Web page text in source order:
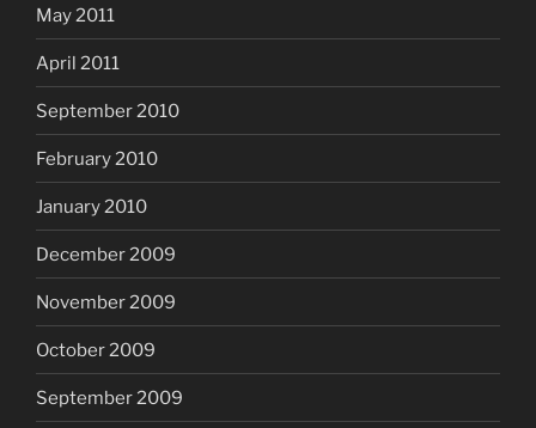
May 2011
April 2011
September 2010
February 2010
January 2010
December 2009
November 2009
October 2009
September 2009